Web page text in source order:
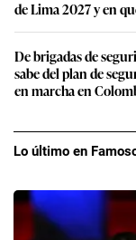
de Lima 2027 y en
De brigadas de
sabe del plan de
en marcha en
Lo último en